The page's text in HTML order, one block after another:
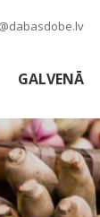
GALVENĀ